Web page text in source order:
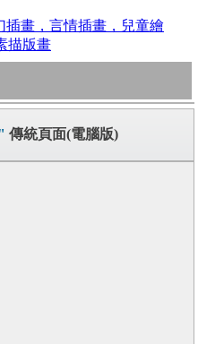
插畫，言情插畫，兒童繪
描版畫
傳統頁面(電腦版)